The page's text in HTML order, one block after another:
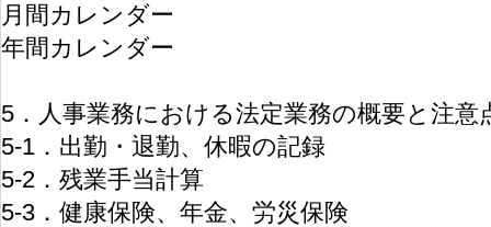
月間カレンダー
年間カレンダー
5．人事業務における法定業務の概要と注意
5-1．出勤・退勤、休暇の記録
5-2．残業手当計算
5-3．健康保険、年金、労災保険